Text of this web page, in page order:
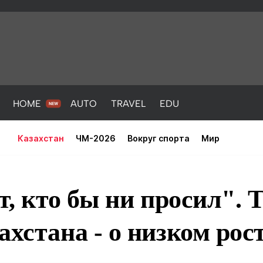
HOME AUTO TRAVEL EDU
Казахстан ЧМ-2026 Вокруг спорта Мир
кто бы ни просил".
- о низком